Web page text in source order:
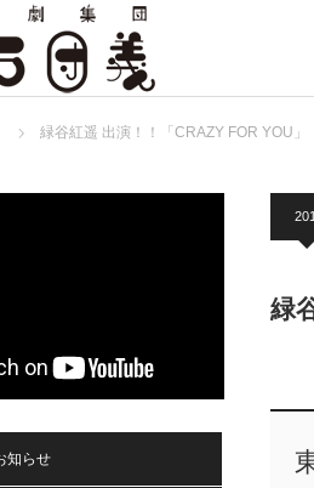
緑谷紅遥 出演！！「CRAZY FOR YOU」
緑
知らせ